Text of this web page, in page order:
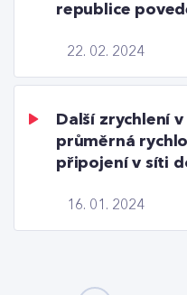
22. 02. 2024
republice
16. 01. 2024
Další zrychlení v
průměrná
připojení v síti